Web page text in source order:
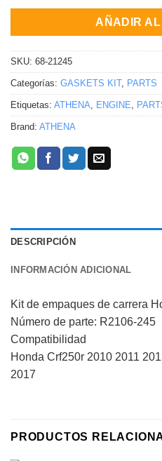
AÑADIR
SKU: 68-21245
Categorías: GASKETS KIT, PARTS
Etiquetas: ATHENA ENGINE
Brand: ATHENA
DESCRIPCIÓN
INFORMACIÓN ADICIONAL
Kit de empaques de carrera
Número de parte: R2106-245
Compatibilidad
Honda Crf250r 2010 2011
2017
PRODUCTOS